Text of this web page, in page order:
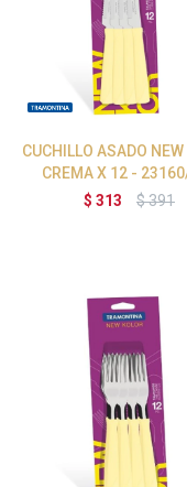
CUCHILLO ASADO NEW
CREMA X 12 -
$ 313 $391